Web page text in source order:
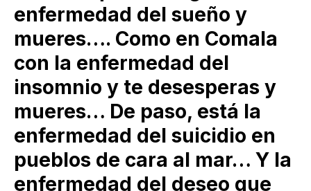
enfermedad del sueño y
mueres…. Como en Comala
con la enfermedad del
insomnio y te desesperas y
mueres… De paso, está la
enfermedad del suicidio en
pueblos de cara al mar… Y la
enfermedad del deseo que